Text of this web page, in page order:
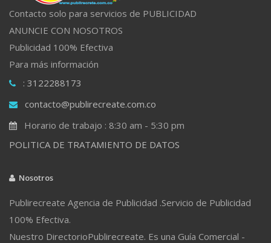
Contacto solo para servicios de PUBLICIDAD
ANUNCIE CON NOSOTROS
Publicidad 100% Efectiva
Para más información
: 3122288173
contacto@publirecreate.com.co
Horario de trabajo : 8:30 am - 5:30 pm
POLITICA DE TRATAMIENTO DE DATOS
Nosotros
Publirecreate Agencia de Publicidad .Servicio de Publicidad
100% Efectiva.
Nuestro DirectorioPublirecreate. Es una Guía Comercial -